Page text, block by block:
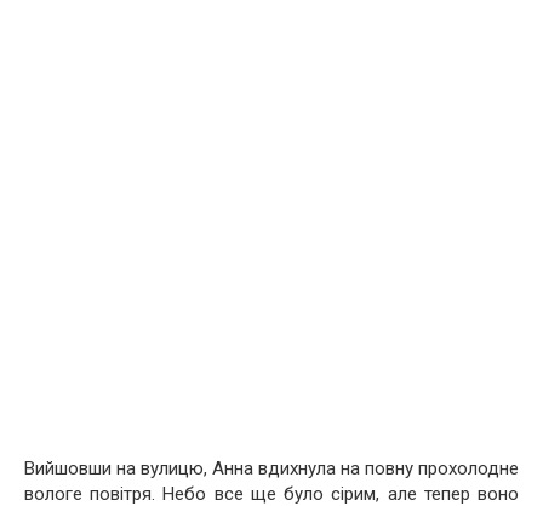
Вийшовши на вулицю, Анна вдихнула на повну прохолодне
вологе повітря. Небо все ще було сірим, але тепер воно